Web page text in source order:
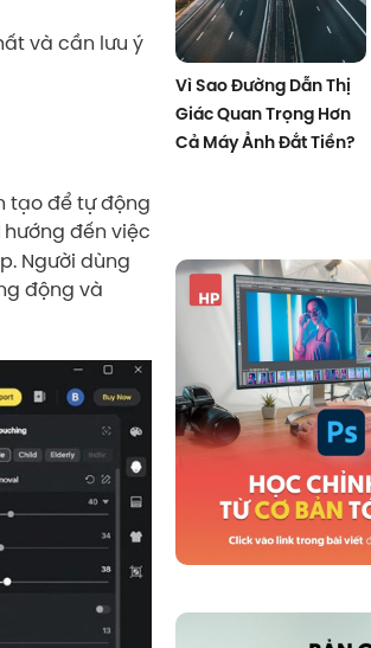
và cần lưu ý
tạo để tự động
hướng đến việc
Người dùng
động và
Vì Sao Đường Dẫn Thị
Giác Quan Trọng Hơn
Cả Máy Ảnh Đắt Tiền?